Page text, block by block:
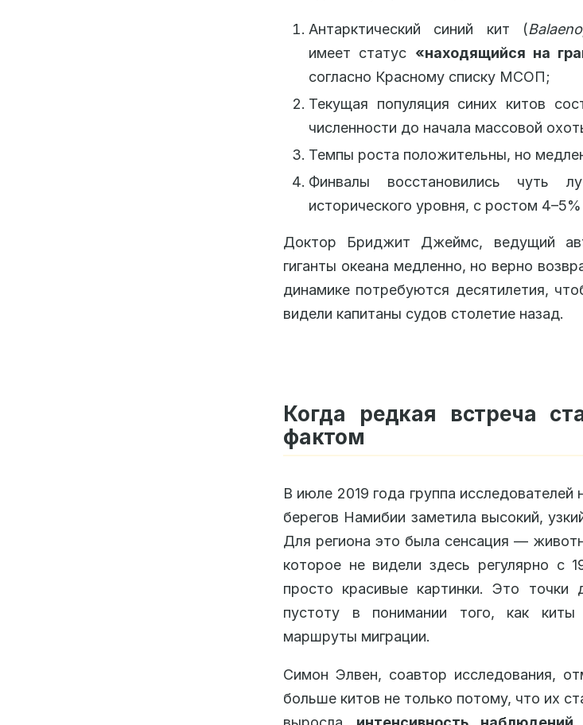
Антарктический синий кит (
имеет статус «находящийся на
согласно Красному списку МСОП;
Текущая популяция синих китов
численности до начала массовой
Темпы роста положительны, но
Финвалы восстановились чуть
исторического уровня, с ростом
Доктор Бриджит Джеймс, ведущий
гиганты океана медленно, но верно
динамике потребуются десятилетия,
видели капитаны судов столетие назад.
Когда редкая встреча
фактом
В июле 2019 года группа
берегов Намибии заметила высокий,
Для региона это была сенсация —
которое не видели здесь регулярно с
просто красивые картинки. Это точки
пустоту в понимании того, как киты
маршруты миграции.
Симон Элвен, соавтор исследования,
больше китов не только потому, что их